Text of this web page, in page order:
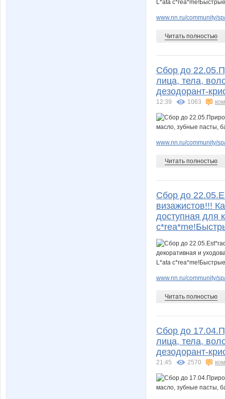
www.nn.ru/community/
Читать полностью
Сбор до
лица, тела,
дезодорант-
12:39 1063
www.nn.ru/community/
Читать полностью
Сбор до
визажистов!!!
доступная для
www.nn.ru/community/
Читать полностью
Сбор до
лица, тела,
дезодорант-
21:45 2570